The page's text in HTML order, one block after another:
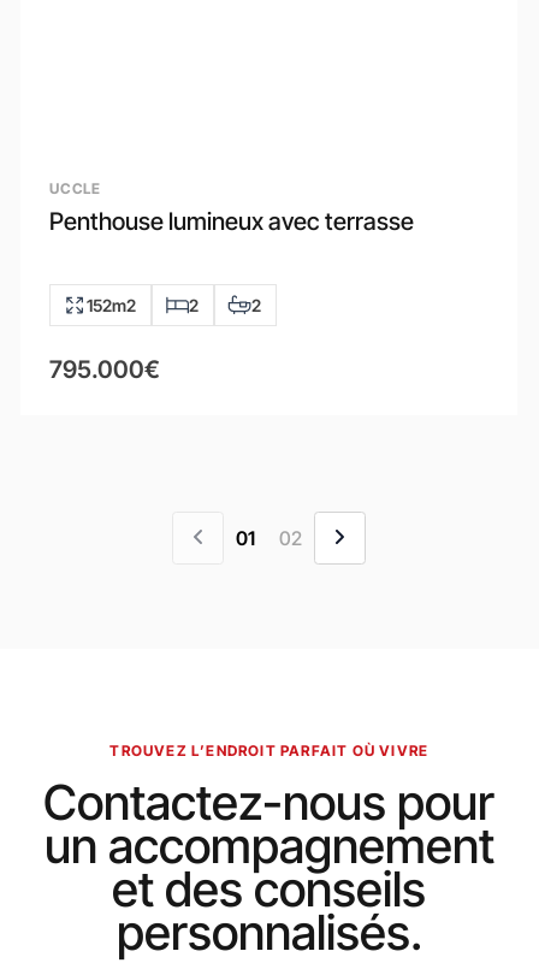
UCCLE
Penthouse lumineux avec terrasse
152m2 2 2
795.000€
01 02
TROUVEZ L’ENDROIT PARFAIT OÙ VIVRE
Contactez-nous pour
un accompagnement
et des conseils
personnalisés.